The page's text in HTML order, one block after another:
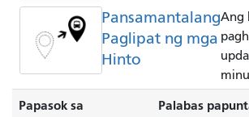
Pansamantalang
Paglipat ng mga
Hinto
Ang
Papasok sa
Palabas